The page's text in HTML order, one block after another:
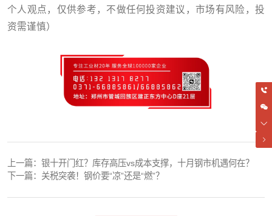
个人观点，仅供参考，不做任何投资建议，市场有风险，投
资需谨慎）
上一篇： 银十开门红？库存高压vs成本支撑，十月钢市机遇何在？
下一篇： 关税突袭！钢价要“凉”还是“燃”？